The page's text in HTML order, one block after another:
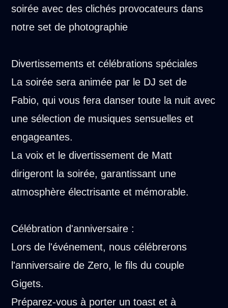
soirée avec des clichés provocateurs dans
notre set de photographie
Divertissements et célébrations spéciales
La soirée sera animée par le DJ set de
Fabio, qui vous fera danser toute la nuit avec
une sélection de musiques sensuelles et
engageantes.
La voix et le divertissement de Matt
dirigeront la soirée, garantissant une
atmosphère électrisante et mémorable.
Célébration d'anniversaire :
Lors de l'événement, nous célébrerons
l'anniversaire de Zero, le fils du couple
Gigets.
Préparez-vous à porter un toast et à